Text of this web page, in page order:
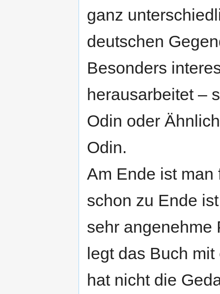
ganz
deutschen
Besonders
herausarbeitet –
Odin oder
Odin.
Am Ende ist man
schon zu Ende
sehr angenehme
legt das Buch
hat nicht die